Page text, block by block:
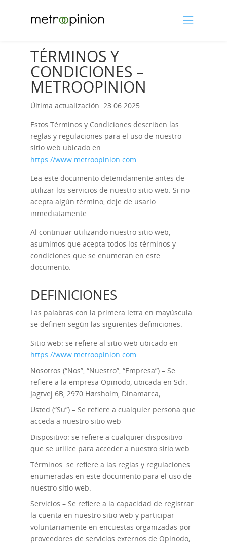
TÉRMINOS Y
CONDICIONES –
METROOPINION
Última actualización: 23.06.2025.
Estos Términos y Condiciones describen las
reglas y regulaciones para el uso de nuestro
sitio web ubicado en
https://www.metroopinion.com.
Lea este documento detenidamente antes de
utilizar los servicios de nuestro sitio web. Si no
acepta algún término, deje de usarlo
inmediatamente.
Al continuar utilizando nuestro sitio web,
asumimos que acepta todos los términos y
condiciones que se enumeran en este
documento.
DEFINICIONES
Las palabras con la primera letra en mayúscula
se definen según las siguientes definiciones.
Sitio web: se refiere al sitio web ubicado en
https://www.metroopinion.com
Nosotros (“Nos”, “Nuestro”, “Empresa”) – Se
refiere a la empresa Opinodo, ubicada en Sdr.
Jagtvej 6B, 2970 Hørsholm, Dinamarca;
Usted (“Su”) – Se refiere a cualquier persona que
acceda a nuestro sitio web
Dispositivo: se refiere a cualquier dispositivo
que se utilice para acceder a nuestro sitio web.
Términos: se refiere a las reglas y regulaciones
enumeradas en este documento para el uso de
nuestro sitio web.
Servicios – Se refiere a la capacidad de registrar
la cuenta en nuestro sitio web y participar
voluntariamente en encuestas organizadas por
proveedores de servicios externos de Opinodo;